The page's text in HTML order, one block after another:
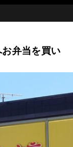
お弁当を買い